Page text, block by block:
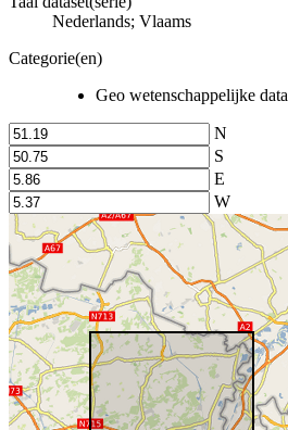
Nederlands; Vlaams
Categorie(en)
Geo wetenschappelijke data
N
S
E
W